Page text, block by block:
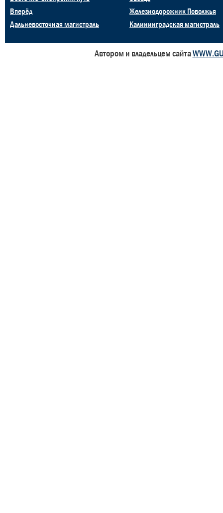
Вперёд
Дальневосточная магистраль
Железнодорожник Поволжья
Калининградская магистраль
Автором и владельцем сайта